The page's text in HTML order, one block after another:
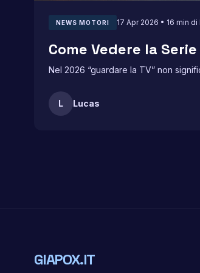
NEWS MOTORI 17 Apr 2026 • 16 min di
Come Vedere la
Nel 2026 “guardare la TV” non
L Lucas
GIAPOX.IT